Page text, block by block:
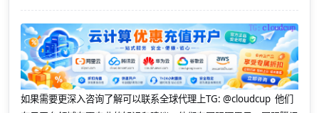
如果需要更深入咨询了解可以联系全球代理上TG: @cloudcup 他们